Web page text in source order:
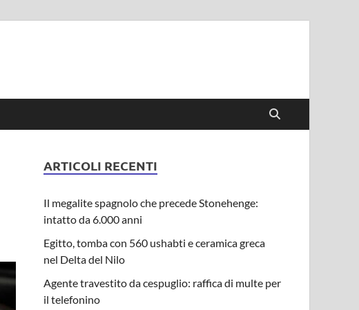
ARTICOLI RECENTI
Il megalite spagnolo che precede Stonehenge:
intatto da 6.000 anni
Egitto, tomba con 560 ushabti e ceramica greca
nel Delta del Nilo
Agente travestito da cespuglio: raffica di multe per
il telefonino